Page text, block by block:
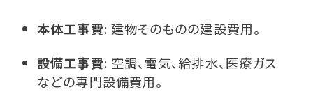
本体工事費: 建物そのものの建設費用。
設備工事費: 空調、電気、給排水、医療ガス
などの専門設備費用。